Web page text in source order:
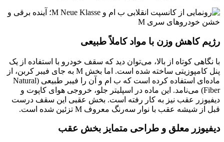
رژیم کاهش وزن با مواد کاملاً طبیعی
با نگاهی کوتاه از بالا، می‌توان دید که سقف خودرو با استفاده از یک
پنل کامپوزیتی ساخته شده است. اما بخش M به جای فیبر کربن، از
ماده‌ای استفاده کرده است که ب ام و آن را فیبر طبیعی (Natural
Fiber) می‌نامد. این ماده در اسپلیتر جلو، خروجی هوای کاپوت و
دیفیوزر عقب نیز به کار رفته است. بخش عقبی این سقف درست
قبل از شیشه عقب با نوار سه‌رنگ معروف M تزئین شده است.
دیفیوزر معلق و طراحی متمایز بخش عقب